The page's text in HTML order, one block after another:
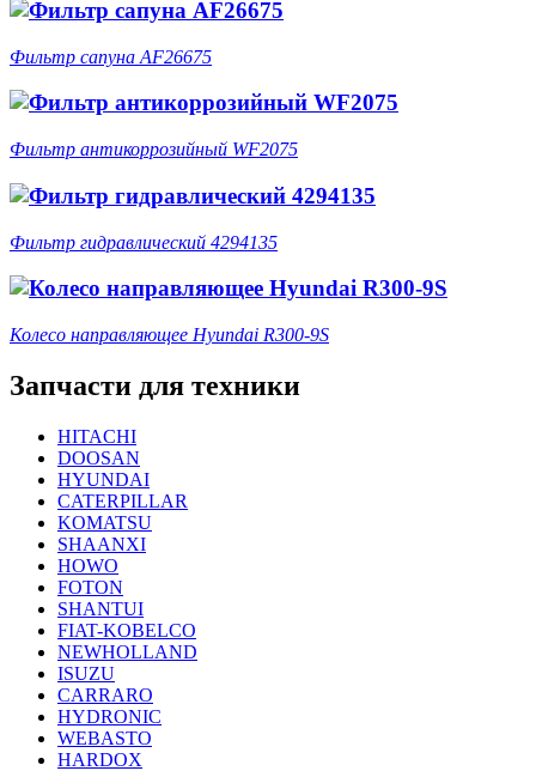
Фильтр сапуна AF26675
Фильтр антикоррозийный WF2075
Фильтр гидравлический 4294135
Колесо направляющее Hyundai R300-9S
Запчасти для техники
HITACHI
DOOSAN
HYUNDAI
CATERPILLAR
KOMATSU
SHAANXI
HOWO
FOTON
SHANTUI
FIAT-KOBELCO
NEWHOLLAND
ISUZU
CARRARO
HYDRONIC
WEBASTO
HARDOX